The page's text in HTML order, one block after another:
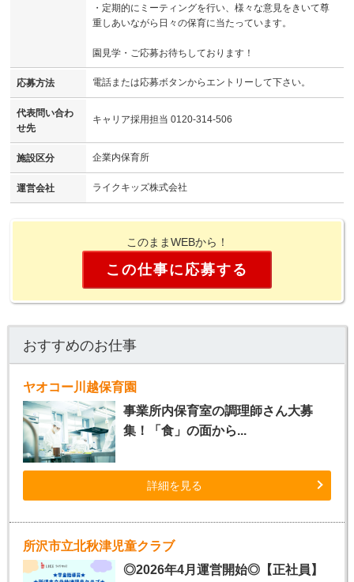
・定期的にミーティングを行い、様々な意見をきいて尊
重しあいながら日々の保育に当たっています。
園見学・ご応募お待ちしております！
応募方法 電話または応募ボタンからエントリーして下さい。
代表問い合わ
せ先
キャリア採用担当 0120-314-506
施設区分 企業内保育所
運営会社 ライクキッズ株式会社
このままWEBから！
この仕事に応募する
おすすめのお仕事
ヤオコー川越保育園
事業所内保育室の調理師さん大募
集！「食」の面から...
詳細を見る
所沢市立北秋津児童クラブ
◎2026年4月運営開始◎【正社員】